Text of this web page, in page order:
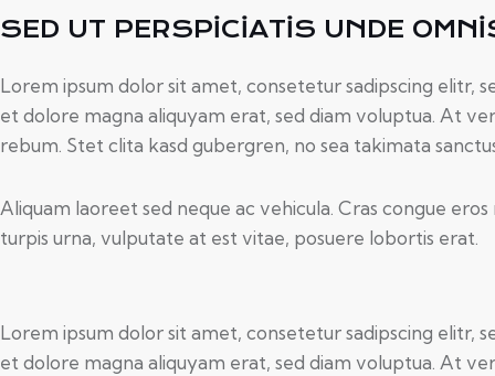
SED UT PERSPICIATIS UNDE
Lorem ipsum dolor sit amet, consetetur sadipscing elitr,
et dolore magna aliquyam erat, sed diam voluptua. At
rebum. Stet clita kasd gubergren, no sea takimata
Aliquam laoreet sed neque ac vehicula. Cras congue
turpis urna, vulputate at est vitae, posuere lobortis erat.
Lorem ipsum dolor sit amet, consetetur sadipscing elitr,
et dolore magna aliquyam erat, sed diam voluptua. At